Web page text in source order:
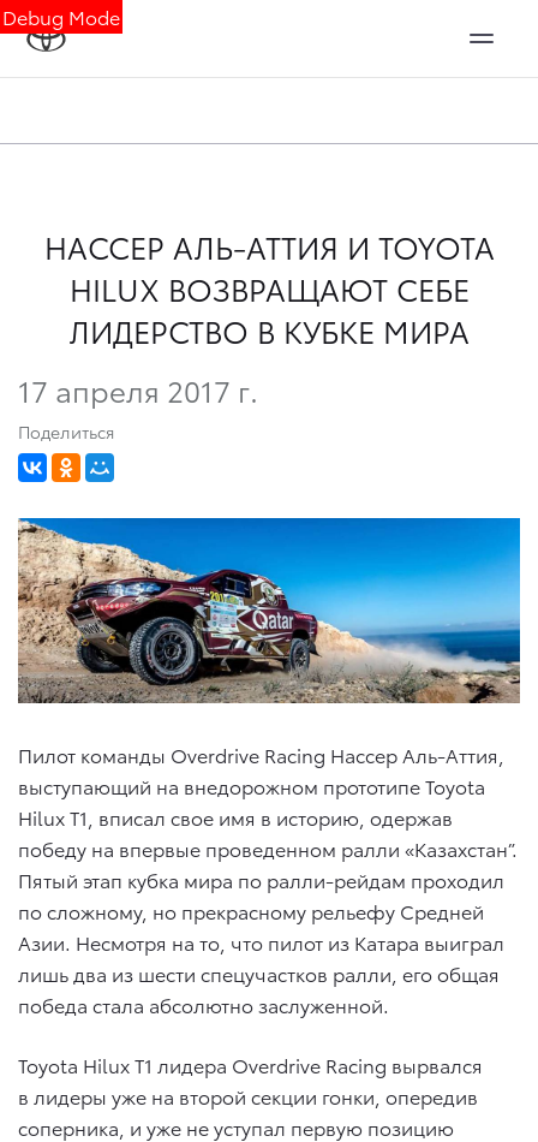
Debug Mode
НАССЕР АЛЬ-АТТИЯ И TOYOTA
HILUX ВОЗВРАЩАЮТ СЕБЕ
ЛИДЕРСТВО В КУБКЕ МИРА
17 апреля 2017 г.
Поделиться
Пилот команды Overdrive Racing Нассер Аль-Аттия,
выступающий на внедорожном прототипе Toyota
Hilux T1, вписал свое имя в историю, одержав
победу на впервые проведенном ралли «Казахстан”.
Пятый этап кубка мира по ралли-рейдам проходил
по сложному, но прекрасному рельефу Средней
Азии. Несмотря на то, что пилот из Катара выиграл
лишь два из шести спецучастков ралли, его общая
победа стала абсолютно заслуженной.
Toyota Hilux T1 лидера Overdrive Racing вырвался
в лидеры уже на второй секции гонки, опередив
соперника, и уже не уступал первую позицию